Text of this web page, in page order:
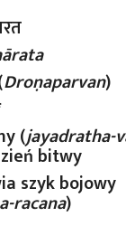
Droṇaparvan)
(jayadratha-
bitwy
szyk bojowy
racana)